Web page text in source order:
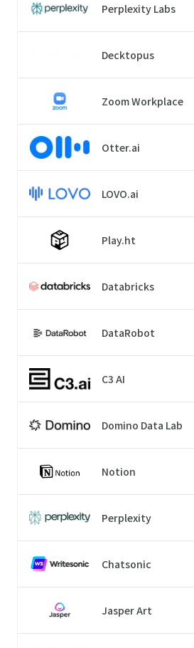
Perplexity Labs
Decktopus
Zoom Workplace
Otter.ai
LOVO.ai
Play.ht
Databricks
DataRobot
C3 AI
Domino Data Lab
Notion
Perplexity
Chatsonic
Jasper Art